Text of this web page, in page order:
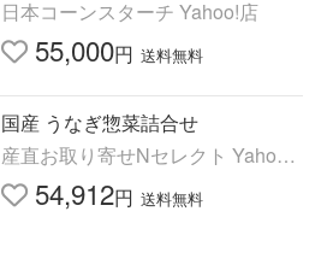
日本コーンスターチ Yahoo!店
55,000円 送料無料
国産 うなぎ惣菜詰合せ
産直お取り寄せNセレクト Yahoo!
店 54,912円 送料無料